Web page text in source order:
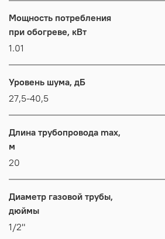
Мощность потребления
при обогреве, кВт
1.01
Уровень шума, дБ
27,5-40,5
Длина трубопровода max,
м
20
Диаметр газовой трубы,
дюймы
1/2"